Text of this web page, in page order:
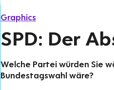
Graphics
SPD: Der
Welche Partei würden Sie
Bundestagswahl wäre?